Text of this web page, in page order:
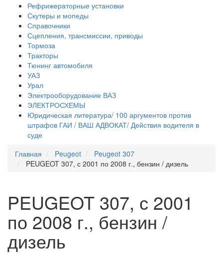
Рефрижераторные установки
Скутеры и мопеды
Справочники
Сцепления, трансмиссии, приводы
Тормоза
Тракторы
Тюнинг автомобиля
УАЗ
Урал
Электрооборудование ВАЗ
ЭЛЕКТРОСХЕМЫ
Юридическая литература/ 100 аргументов против
штрафов ГАИ / ВАШ АДВОКАТ/ Действия водителя в
суде
Главная
Peugeot
Peugeot 307
PEUGEOT 307, с 2001 по 2008 г., бензин / дизель
PEUGEOT 307, с 2001
по 2008 г., бензин /
дизель